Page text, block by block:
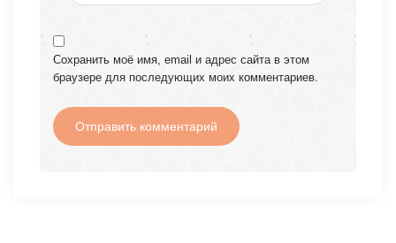
Сохранить моё имя, email и адрес сайта в этом
браузере для последующих моих комментариев.